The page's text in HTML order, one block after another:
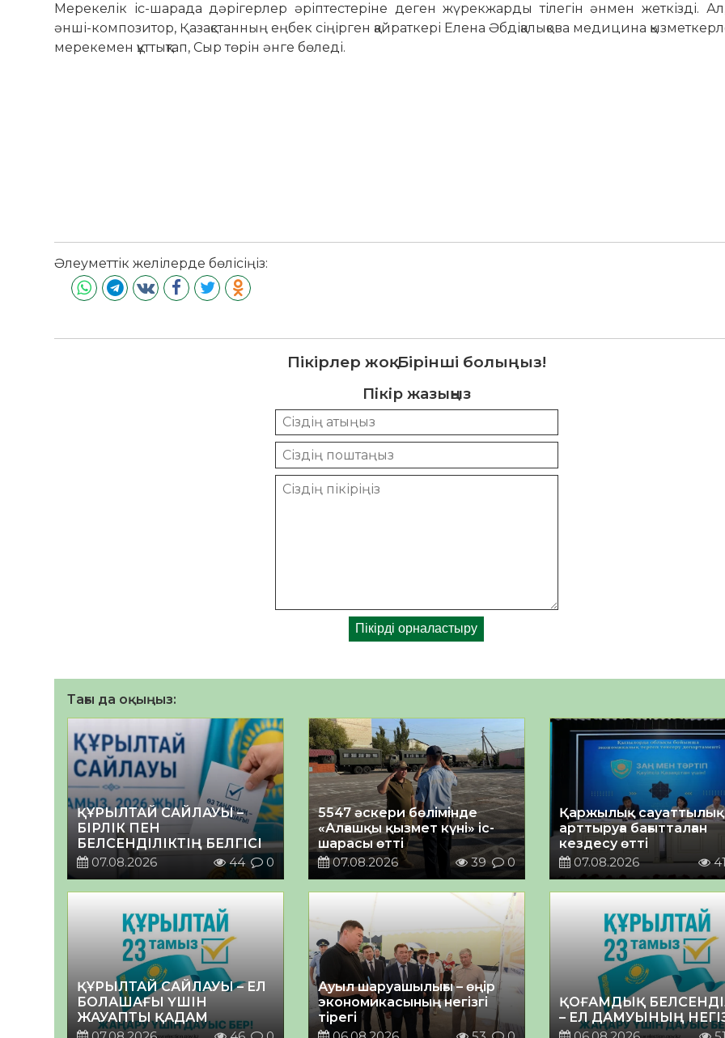
Мерекелік іс-шарада дәрігерлер әріптестеріне деген жүрекжарды тілегін әнмен жеткізді. Ал,
әнші-композитор, Қазақстанның еңбек сіңірген қайраткері Елена Әбдіқалықова медицина
мерекемен құттықтап, Сыр төрін әнге бөледі.
Әлеуметтік желілерде бөлісіңіз:
Пікірлер жоқ. Бірінші болыңыз!
Пікір жазыңыз
Тағы да оқыңыз:
ҚҰРЫЛТАЙ САЙЛАУЫ –
БІРЛІК ПЕН
БЕЛСЕНДІЛІКТІҢ БЕЛГІСІ
07.08.2026
44 0
5547 әскери бөлімінде
«Алғашқы қызмет күні» іс-
шарасы өтті
07.08.2026
39 0
Қаржылық
арттыруға бағытталған
кездесу өтті
07.08.2026
ҚҰРЫЛТАЙ САЙЛАУЫ – ЕЛ
БОЛАШАҒЫ ҮШІН
ЖАУАПТЫ ҚАДАМ
Ауыл шаруашылығы – өңір
экономикасының негізгі
тірегі
ҚОҒАМДЫҚ
– ЕЛ ДАМУЫНЫҢ